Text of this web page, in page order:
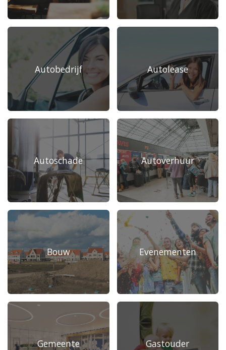
Autobedrijf Autolease
Autoschade Autoverhuur
Bouw Evenementen
Gemeente Gastouder